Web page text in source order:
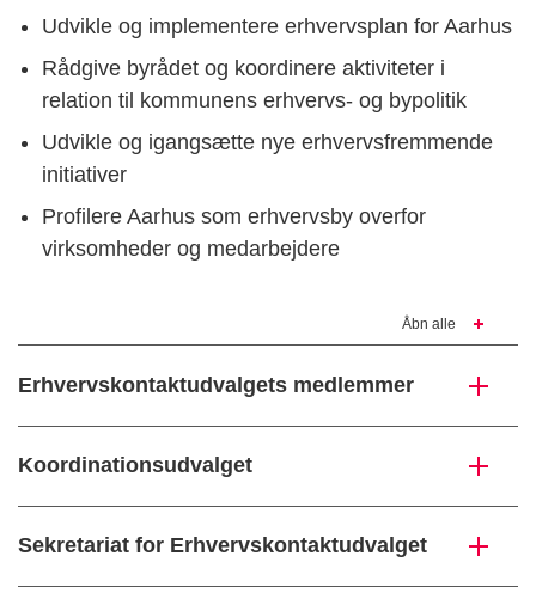
Udvikle og implementere erhvervsplan for Aarhus
Rådgive byrådet og koordinere aktiviteter i
relation til kommunens erhvervs- og bypolitik
Udvikle og igangsætte nye erhvervsfremmende
initiativer
Profilere Aarhus som erhvervsby overfor
virksomheder og medarbejdere
Åbn alle
Erhvervskontaktudvalgets medlemmer
Koordinationsudvalget
Sekretariat for Erhvervskontaktudvalget